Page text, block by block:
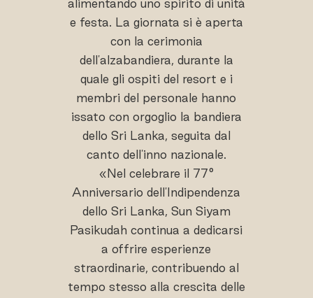
alimentando uno spirito di unità
e festa. La giornata si è aperta
con la cerimonia
dell'alzabandiera, durante la
quale gli ospiti del resort e i
membri del personale hanno
issato con orgoglio la bandiera
dello Sri Lanka, seguita dal
canto dell'inno nazionale.
«Nel celebrare il 77°
Anniversario dell'Indipendenza
dello Sri Lanka, Sun Siyam
Pasikudah continua a dedicarsi
a offrire esperienze
straordinarie, contribuendo al
tempo stesso alla crescita delle